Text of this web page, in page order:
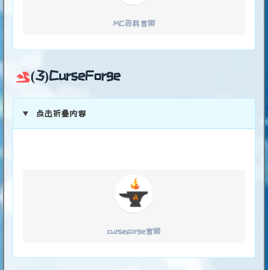
MC百科官网
(3)CurseForge
点击折叠内容
curseforge官网